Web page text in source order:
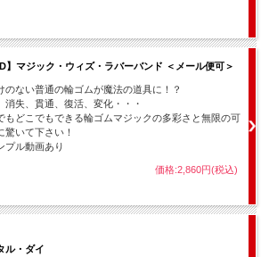
できます。）
】マジック・ウィズ・ラバーバンド ＜メール便可＞
のない普通の輪ゴムが魔法の道具に！？
消失、貫通、復活、変化・・・
もどこでもできる輪ゴムマジックの多彩さと無限の可
驚いて下さい！
プル動画あり
価格:2,860円(税込)
ル・ダイ